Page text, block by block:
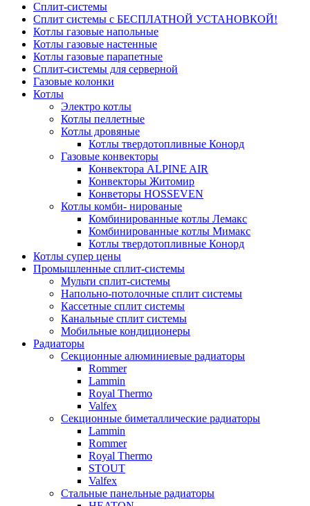
Сплит-системы
Сплит системы с БЕСПЛАТНОЙ УСТАНОВКОЙ!
Котлы газовые напольные
Котлы газовые настенные
Котлы газовые парапетные
Сплит-системы для серверной
Газовые колонки
Котлы
Электро котлы
Котлы пеллетные
Котлы дровяные
Котлы твердотопливные Конорд
Газовые конвекторы
Конвектора ALPINE AIR
Конвекторы Житомир
Конветоры HOSSEVEN
Котлы комби- нированые
Комбинированные котлы Лемакс
Комбинированные котлы Мимакс
Котлы твердотопливные Конорд
Котлы супер цены
Промышленные сплит-системы
Мульти сплит-системы
Напольно-потолочные сплит системы
Кассетные сплит системы
Канальные сплит системы
Мобильные кондиционеры
Радиаторы
Секционные алюминиевые радиаторы
Rommer
Lammin
Royal Thermo
Valfex
Секционные биметаллические радиаторы
Lammin
Rommer
Royal Thermo
STOUT
Valfex
Стальные панельные радиаторы